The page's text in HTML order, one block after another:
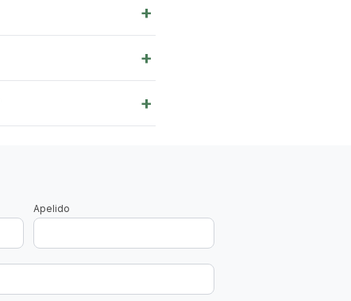
+
+
+
Apelido